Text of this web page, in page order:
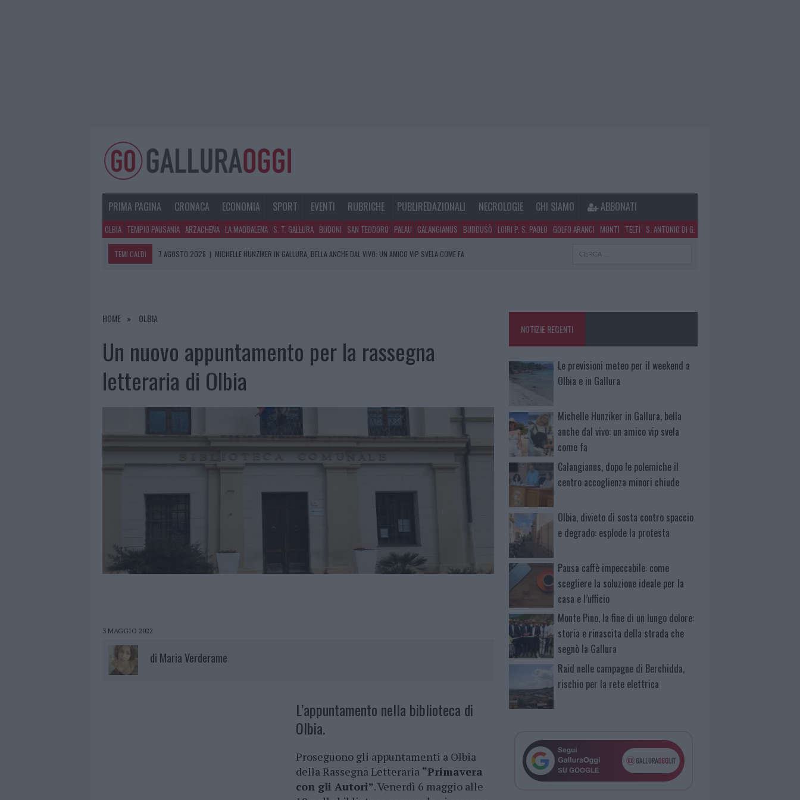
PRIMA PAGINA CRONACA ECONOMIA SPORT EVENTI RUBRICHE PUBLIREDAZIONALI NECROLOGIE CHI SIAMO ABBONATI
OLBIA TEMPIO PAUSANIA ARZACHENA LA MADDALENA S. T. GALLURA BUDONI SAN TEODORO PALAU CALANGIANUS BUDDUSÒ LOIRI P. S. PAOLO GOLFO ARANCI MONTI TELTI S. ANTONIO DI G.
TEMI CALDI 7 AGOSTO 2026 | MICHELLE HUNZIKER IN GALLURA, BELLA ANCHE DAL VIVO: UN AMICO VIP SVELA COME FA
7 AGOSTO 2026
HOME OLBIA
Un nuovo appuntamento per la rassegna
letteraria di Olbia
3 MAGGIO 2022
di Maria Verderame
L’appuntamento nella biblioteca di
Olbia.
Proseguono gli appuntamenti a Olbia
della Rassegna Letteraria “Primavera
con gli Autori”. Venerdì 6 maggio alle
NOTIZIE RECENTI
Le previsioni meteo per il weekend a
Olbia e in Gallura
Michelle Hunziker in Gallura, bella
anche dal vivo: un amico vip svela
come fa
Calangianus, dopo le polemiche il
centro accoglienza minori chiude
Olbia, divieto di sosta contro spaccio
e degrado: esplode la protesta
Pausa caffè impeccabile: come
scegliere la soluzione ideale per la
casa e l’ufficio
Monte Pino, la fine di un lungo dolore:
storia e rinascita della strada che
segnò la Gallura
Raid nelle campagne di Berchidda,
rischio per la rete elettrica